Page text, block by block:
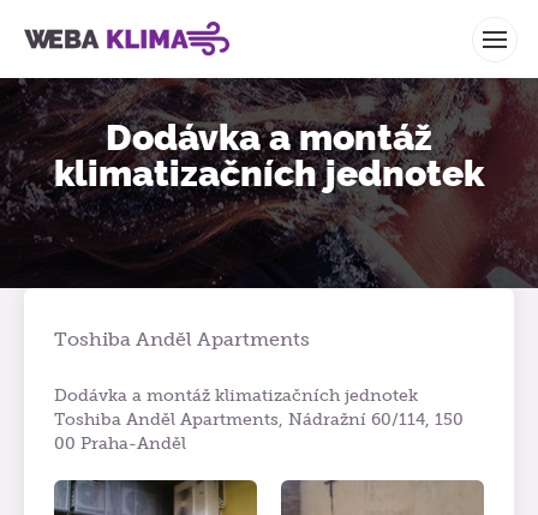
Dodávka a montáž
klimatizačních jednotek
Toshiba Anděl Apartments
Dodávka a montáž klimatizačních jednotek
Toshiba Anděl Apartments, Nádražní 60/114, 150
00 Praha-Anděl